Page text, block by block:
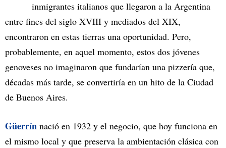
inmigrantes italianos que llegaron a la Argentina
entre fines del siglo XVIII y mediados del XIX,
encontraron en estas tierras una oportunidad. Pero,
probablemente, en aquel momento, estos dos jóvenes
genoveses no imaginaron que fundarían una pizzería que,
décadas más tarde, se convertiría en un hito de la Ciudad
de Buenos Aires.
Güerrín nació en 1932 y el negocio, que hoy funciona en
el mismo local y que preserva la ambientación clásica con